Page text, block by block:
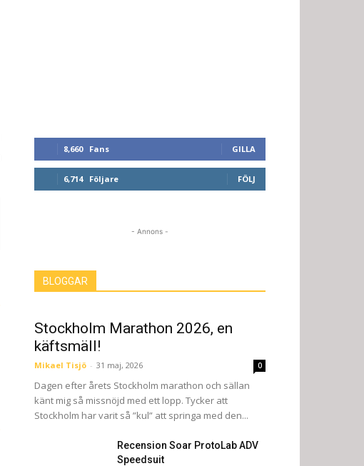
8,660 Fans GILLA
6,714 Följare FÖLJ
- Annons -
BLOGGAR
Stockholm Marathon 2026, en
käftsmäll!
Mikael Tisjö - 31 maj, 2026 0
Dagen efter årets Stockholm marathon och sällan
känt mig så missnöjd med ett lopp. Tycker att
Stockholm har varit så ”kul” att springa med den...
Recension Soar ProtoLab ADV
Speedsuit